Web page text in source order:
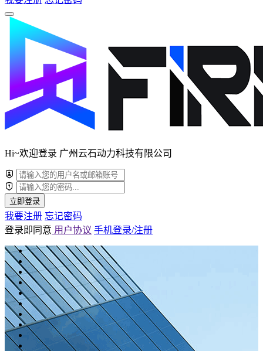
Hi~欢迎登录 广州云石动力科技有限公司
立即登录
我要注册 忘记密码
登录即同意 用户协议 手机登录/注册